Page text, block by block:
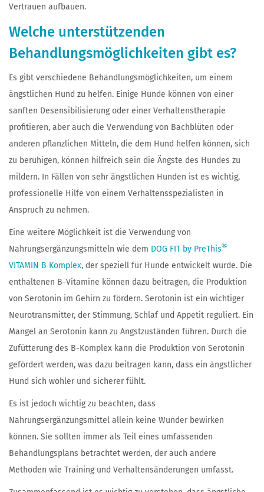
Vertrauen aufbauen.
Welche unterstützenden
Behandlungsmöglichkeiten gibt es?
Es gibt verschiedene Behandlungsmöglichkeiten, um einem
ängstlichen Hund zu helfen. Einige Hunde können von einer
sanften Desensibilisierung oder einer Verhaltenstherapie
profitieren, aber auch die Verwendung von Bachblüten oder
anderen pflanzlichen Mitteln, die dem Hund helfen können, sich
zu beruhigen, können hilfreich sein die Ängste des Hundes zu
mildern. In Fällen von sehr ängstlichen Hunden ist es wichtig,
professionelle Hilfe von einem Verhaltensspezialisten in
Anspruch zu nehmen.
Eine weitere Möglichkeit ist die Verwendung von
Nahrungsergänzungsmitteln wie dem DOG FIT by PreThis®
VITAMIN B Komplex, der speziell für Hunde entwickelt wurde. Die
enthaltenen B-Vitamine können dazu beitragen, die Produktion
von Serotonin im Gehirn zu fördern. Serotonin ist ein wichtiger
Neurotransmitter, der Stimmung, Schlaf und Appetit reguliert. Ein
Mangel an Serotonin kann zu Angstzuständen führen. Durch die
Zufütterung des B-Komplex kann die Produktion von Serotonin
gefördert werden, was dazu beitragen kann, dass ein ängstlicher
Hund sich wohler und sicherer fühlt.
Es ist jedoch wichtig zu beachten, dass
Nahrungsergänzungsmittel allein keine Wunder bewirken
können. Sie sollten immer als Teil eines umfassenden
Behandlungsplans betrachtet werden, der auch andere
Methoden wie Training und Verhaltensänderungen umfasst.